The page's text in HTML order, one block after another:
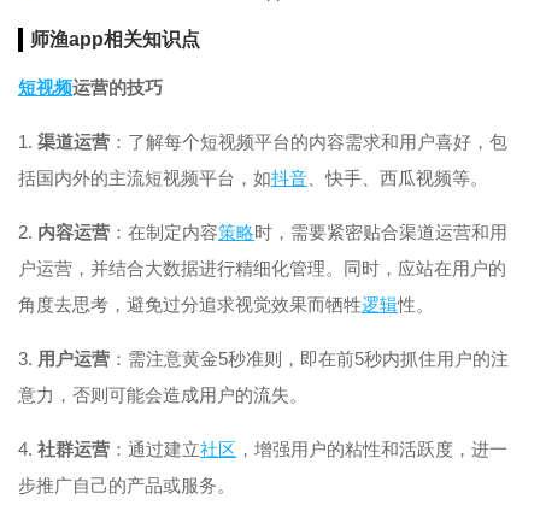
师渔app相关知识点
短视频运营的技巧
1. 渠道运营 ：了解每个短视频平台的内容需求和用户喜好，包
括国内外的主流短视频平台，如抖音 、快手、西瓜视频等。
2. 内容运营 ：在制定内容策略时，需要紧密贴合渠道运营和用
户运营，并结合大数据进行精细化管理。同时，应站在用户的
角度去思考，避免过分追求视觉效果而牺牲逻辑性。
3. 用户运营 ：需注意黄金5秒准则，即在前5秒内抓住用户的注
意力，否则可能会造成用户的流失。
4. 社群运营 ：通过建立社区 ，增强用户的粘性和活跃度，进一
步推广自己的产品或服务。